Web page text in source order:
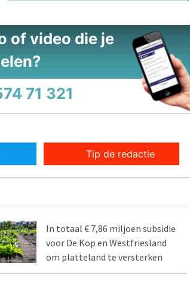
of video die je
71 321
Tip de redactie
In totaal € 7,86 miljoen subsidie
voor De Kop en Westfriesland
om platteland te versterken